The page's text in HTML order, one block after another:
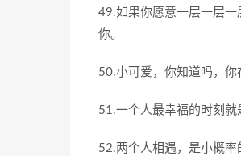
49.如果你愿意一层一层一
你。
50.小可爱，你知道吗，你
51.一个人最幸福的时刻就
52.两个人相遇，是小概率